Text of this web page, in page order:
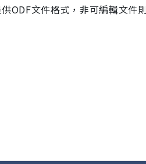
ODF文件格式，非可編輯文件